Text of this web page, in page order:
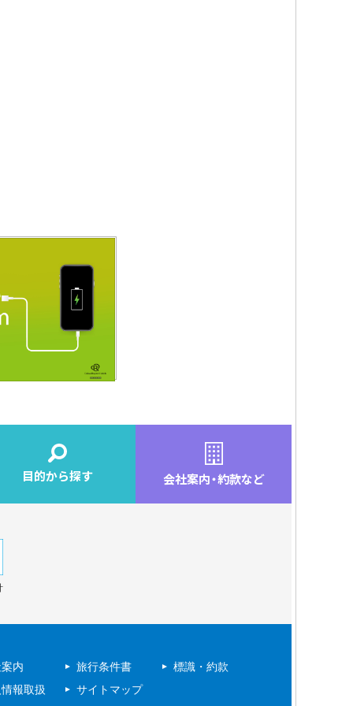
目的から探す 会社案内・約款など
内 旅行条件書
標識・約款
報取扱
サイトマップ